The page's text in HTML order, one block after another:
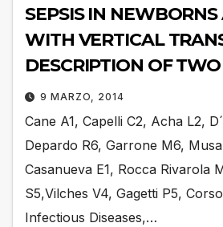
SEPSIS IN
WITH VERTICAL
DESCRIPTION OF
9 MARZO, 2014
Cane A1, Capelli C2, Acha L2,
Depardo R6, Garrone M6,
Casanueva E1, Rocca Rivarola
S5,Vilches V4, Gagetti P5,
Infectious Diseases,…